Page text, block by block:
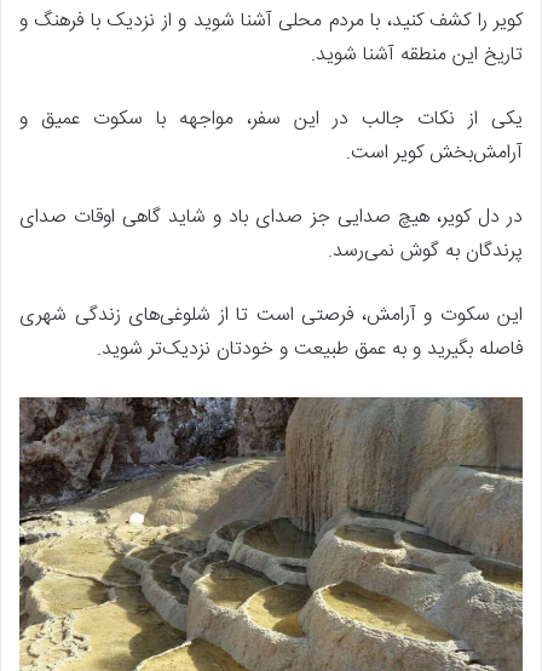
کویر را کشف کنید، با مردم محلی آشنا شوید و از نزدیک با فرهنگ و
تاریخ این منطقه آشنا شوید.
یکی از نکات جالب در این سفر، مواجهه با سکوت عمیق و
آرامش‌بخش کویر است.
در دل کویر، هیچ صدایی جز صدای باد و شاید گاهی اوقات صدای
پرندگان به گوش نمی‌رسد.
این سکوت و آرامش، فرصتی است تا از شلوغی‌های زندگی شهری
فاصله بگیرید و به عمق طبیعت و خودتان نزدیک‌تر شوید.